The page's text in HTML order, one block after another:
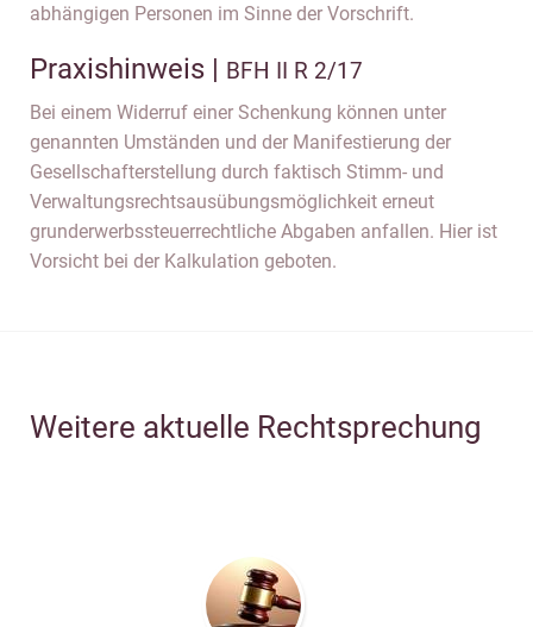
abhängigen Personen im Sinne der Vorschrift.
Praxishinweis | BFH II R 2/17
Bei einem Widerruf einer Schenkung können unter
genannten Umständen und der Manifestierung der
Gesellschafterstellung durch faktisch Stimm- und
Verwaltungsrechtsausübungsmöglichkeit erneut
grunderwerbssteuerrechtliche Abgaben anfallen. Hier ist
Vorsicht bei der Kalkulation geboten.
Weitere aktuelle Rechtsprechung